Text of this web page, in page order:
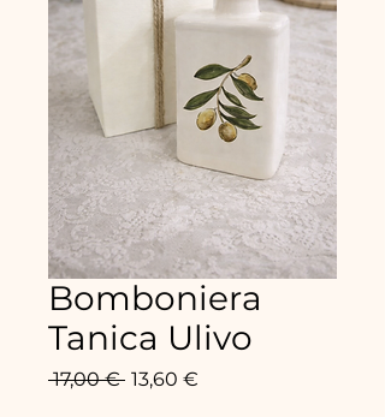
Bomboniera
Tanica Ulivo
17,00 € Precio
13,60 €